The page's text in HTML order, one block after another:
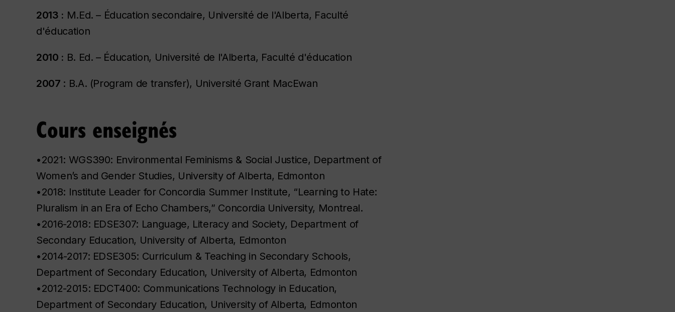
2013 : M.Ed. – Éducation secondaire, Université de l'Alberta, Faculté
d'éducation
2010 : B. Ed. – Éducation, Université de l'Alberta, Faculté d'éducation
2007 : B.A. (Program de transfer), Université Grant MacEwan
Cours enseignés
•2021: WGS390: Environmental Feminisms & Social Justice, Department of
Women’s and Gender Studies, University of Alberta, Edmonton
•2018: Institute Leader for Concordia Summer Institute, “Learning to Hate:
Pluralism in an Era of Echo Chambers,” Concordia University, Montreal.
•2016-2018: EDSE307: Language, Literacy and Society, Department of
Secondary Education, University of Alberta, Edmonton
•2014-2017: EDSE305: Curriculum & Teaching in Secondary Schools,
Department of Secondary Education, University of Alberta, Edmonton
•2012-2015: EDCT400: Communications Technology in Education,
Department of Secondary Education, University of Alberta, Edmonton